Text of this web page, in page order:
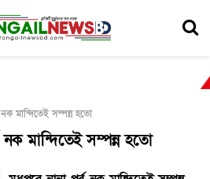
মান্দিতেই সম্পন্ন হতো
নক মান্দিতেই সম্পন্ন হতো